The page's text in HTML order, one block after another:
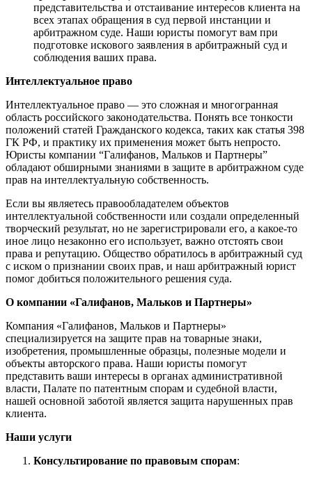
представительства и отстаивание интересов клиента на
всех этапах обращения в суд первой инстанции и
арбитражном суде. Наши юристы помогут вам при
подготовке искового заявления в арбитражный суд и
соблюдения ваших права.
Интеллектуальное право
Интеллектуальное право — это сложная и многогранная
область российского законодательства. Понять все тонкости
положений статей Гражданского кодекса, таких как статья 398
ГК РФ, и практику их применения может быть непросто.
Юристы компании “Галифанов, Мальков и Партнеры”
обладают обширными знаниями в защите в арбитражном суде
прав на интеллектуальную собственность.
Если вы являетесь правообладателем объектов
интеллектуальной собственности или создали определенный
творческий результат, но не зарегистрировали его, а какое-то
иное лицо незаконно его использует, важно отстоять свои
права и репутацию. Общество обратилось в арбитражный суд
с иском о признании своих прав, и наш арбитражный юрист
помог добиться положительного решения суда.
О компании «Галифанов, Мальков и Партнеры»
Компания «Галифанов, Мальков и Партнеры»
специализируется на защите прав на товарные знаки,
изобретения, промышленные образцы, полезные модели и
объекты авторского права. Наши юристы помогут
представить ваши интересы в органах административной
власти, Палате по патентным спорам и судебной власти,
нашей основной заботой является защита нарушенных прав
клиента.
Наши услуги
Консультирование по правовым спорам: